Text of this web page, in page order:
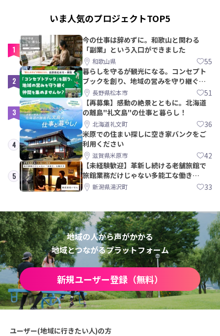
いま人気のプロジェクトTOP5
1
今の仕事は辞めずに。和歌山と関わる
「副業」という入口ができました
和歌山県 55
2
暮らしを守るが観光になる。コンセプト
ブックを創り、地域の営みを守り継ぐ仲
間を集めませんか？
長野県松本市 51
3
【再募集】感動の絶景とともに。北海道
の離島"礼文島"の仕事と暮らし！
北海道礼文町 36
4
米原での住まい探しに空き家バンクをご
利用ください
滋賀県米原市 42
5
【未経験歓迎】革新し続ける老舗旅館で
旅館業務だけじゃない多能工な働き
方。 株式会社いせん
新潟県湯沢町 33
地域の人から声がかかる
地域とつながるプラットフォーム
新規ユーザー登録（無料）
ユーザー(地域に行きたい人)の方